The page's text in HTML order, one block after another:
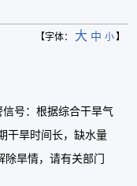
【字体： 大 中 小】
号：根据综合干旱气
干旱时间长，缺水量
旱情，请有关部门